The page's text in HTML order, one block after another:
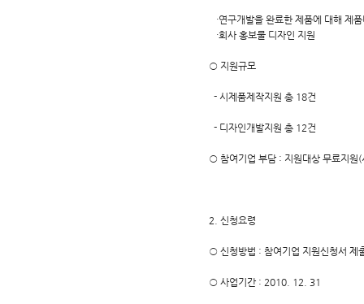
·연구개발을 완료한 제품에 대해 제
·회사 홍보물 디자인 지원
○ 지원규모
- 시제품제작지원 총 18건
- 디자인개발지원 총 12건
○ 참여기업 부담 : 지원대상 무료지원
2. 신청요령
○ 신청방법 : 참여기업 지원신청서 제
○ 사업기간 : 2010. 12. 31